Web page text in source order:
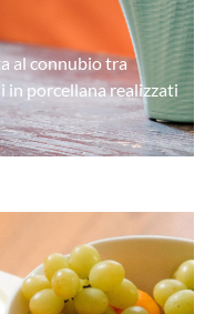
al connubio tra
in porcellana realizzati